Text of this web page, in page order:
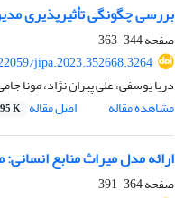
بررسی چگونگی تأثیرپذیری
صفحه344-363
jipa.2023.352668.3264
دریا یوسفی، علی پیران نژاد، مونا
مشاهده مقاله
اصل مقاله K
ارائه مدل میراث منابع
صفحه364-391